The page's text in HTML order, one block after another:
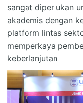
sangat diperlukan
akademis dengan
platform lintas
memperkaya
keberlanjutan